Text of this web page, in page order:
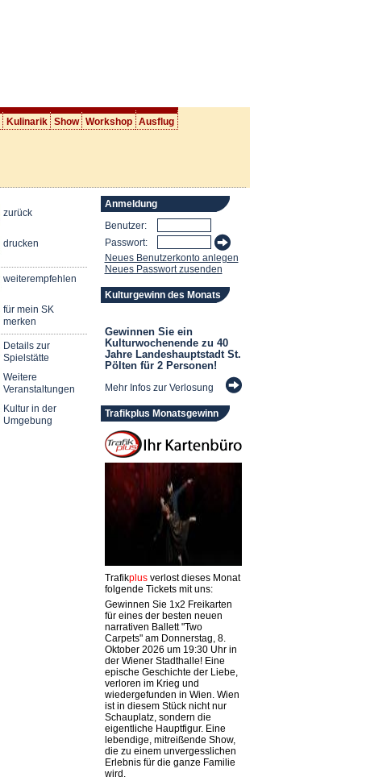
Kulinarik Show Workshop Ausflug
zurück
drucken
weiterempfehlen
für mein SK
merken
Details zur
Spielstätte
Weitere
Veranstaltungen
Kultur in der
Umgebung
Anmeldung
Benutzer:
Passwort:
Neues Benutzerkonto anlegen
Neues Passwort zusenden
Kulturgewinn des Monats
Gewinnen Sie ein
Kulturwochenende zu 40
Jahre Landeshauptstadt St.
Pölten für 2 Personen!
Mehr Infos zur Verlosung
Trafikplus Monatsgewinn
Trafikplusverlost dieses Monat
folgende Tickets mit uns:
Gewinnen Sie 1x2 Freikarten
für eines der besten neuen
narrativen Ballett "Two
Carpets" am Donnerstag, 8.
Oktober 2026 um 19:30 Uhr in
der Wiener Stadthalle! Eine
epische Geschichte der Liebe,
verloren im Krieg und
wiedergefunden in Wien. Wien
ist in diesem Stück nicht nur
Schauplatz, sondern die
eigentliche Hauptfigur. Eine
lebendige, mitreißende Show,
die zu einem unvergesslichen
Erlebnis für die ganze Familie
wird.